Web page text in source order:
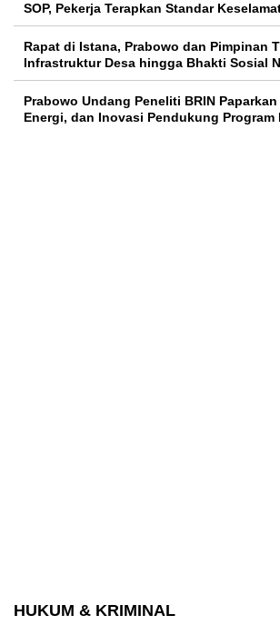
SOP, Pekerja Terapkan Standar
Rapat di Istana, Prabowo dan Pimpinan
Infrastruktur Desa hingga Bhakti Sosial
Prabowo Undang Peneliti BRIN
Energi, dan Inovasi Pendukung Program
HUKUM & KRIMINAL